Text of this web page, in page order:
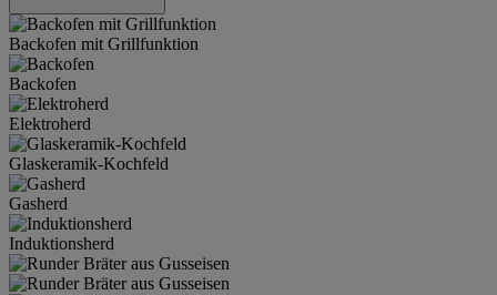
Backofen mit Grillfunktion
Backofen
Elektroherd
Glaskeramik-Kochfeld
Gasherd
Induktionsherd